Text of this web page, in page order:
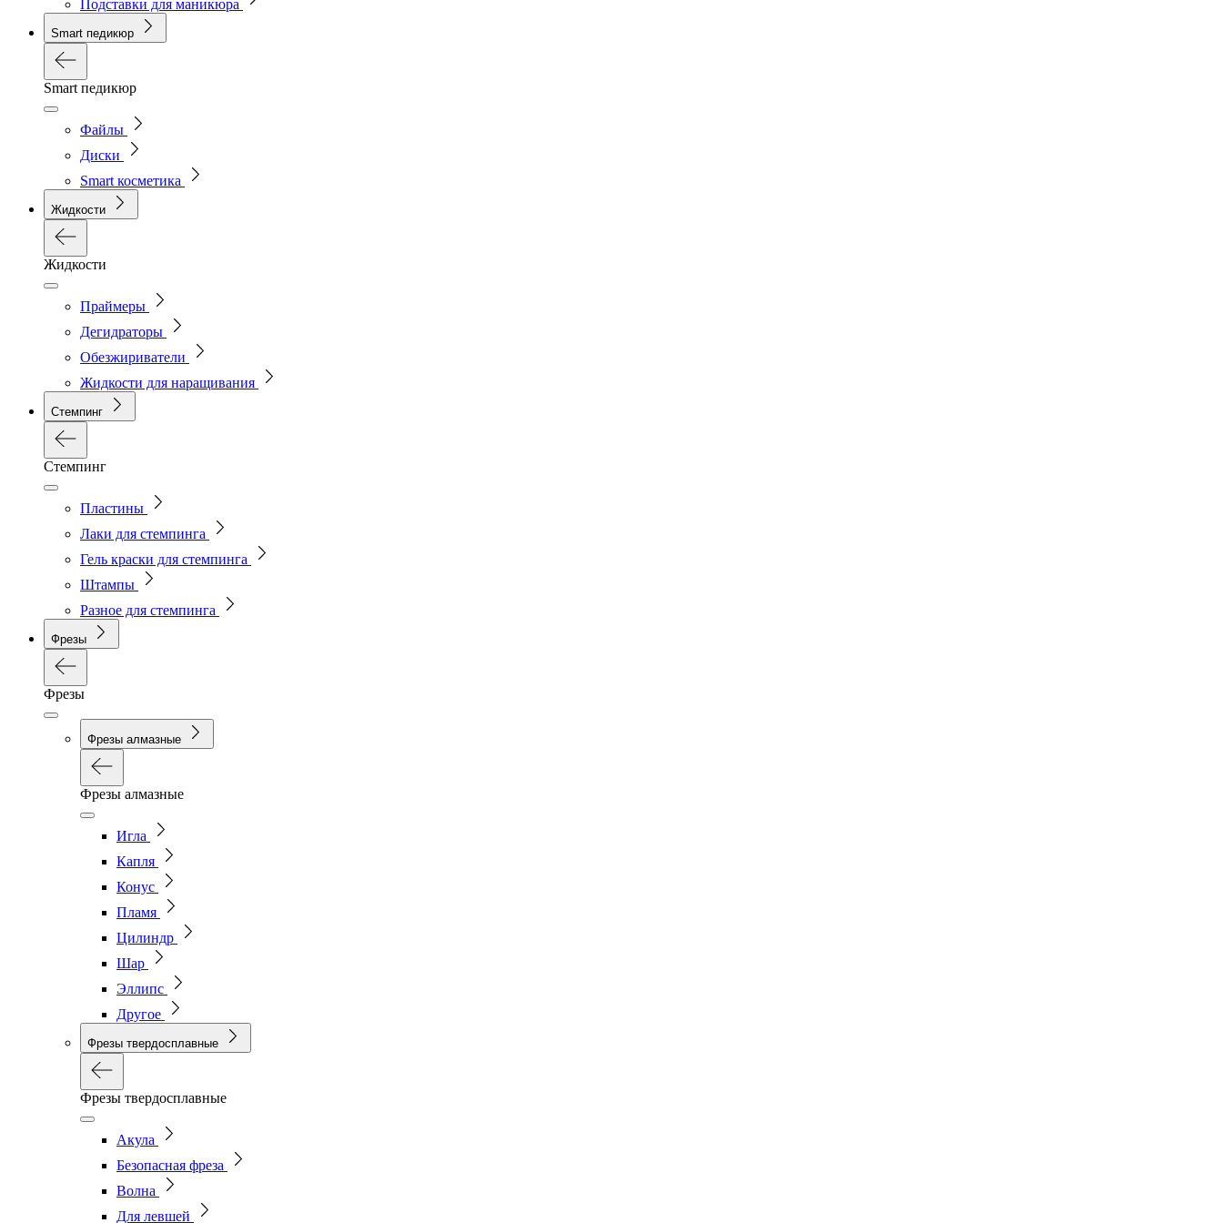
Подставки для маникюра
Smart педикюр
Smart педикюр
Файлы
Диски
Smart косметика
Жидкости
Жидкости
Праймеры
Дегидраторы
Обезжириватели
Жидкости для наращивания
Стемпинг
Стемпинг
Пластины
Лаки для стемпинга
Гель краски для стемпинга
Штампы
Разное для стемпинга
Фрезы
Фрезы
Фрезы алмазные
Фрезы алмазные
Игла
Капля
Конус
Пламя
Цилиндр
Шар
Эллипс
Другое
Фрезы твердосплавные
Фрезы твердосплавные
Акула
Безопасная фреза
Волна
Для левшей